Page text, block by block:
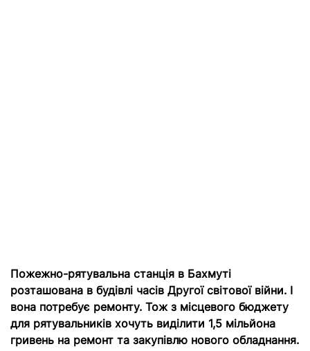
Пожежно-рятувальна станція в Бахмуті
розташована в будівлі часів Другої світової війни. І
вона потребує ремонту. Тож з місцевого бюджету
для рятувальників хочуть виділити 1,5 мільйона
гривень на ремонт та закупівлю нового обладнання.